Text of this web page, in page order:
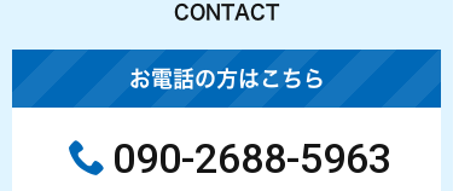
CONTACT
お電話の方はこちら
090-2688-5963